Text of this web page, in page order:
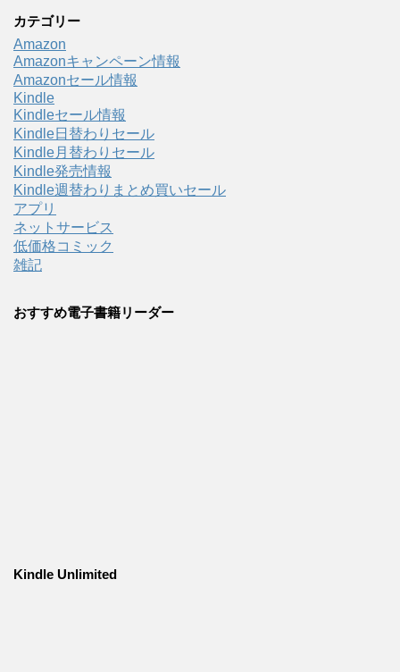
カテゴリー
Amazon
Amazonキャンペーン情報
Amazonセール情報
Kindle
Kindleセール情報
Kindle日替わりセール
Kindle月替わりセール
Kindle発売情報
Kindle週替わりまとめ買いセール
アプリ
ネットサービス
低価格コミック
雑記
おすすめ電子書籍リーダー
Kindle Unlimited